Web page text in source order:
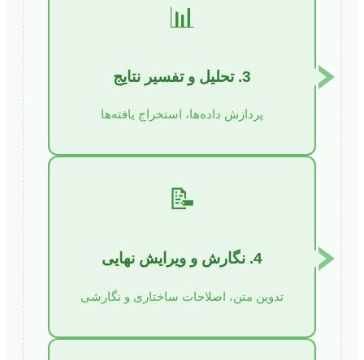
📊
3. تحلیل و تفسیر نتایج
پردازش داده‌ها، استخراج یافته‌ها
📝
4. نگارش و ویرایش نهایی
تدوین متن، اصلاحات ساختاری و نگارشی